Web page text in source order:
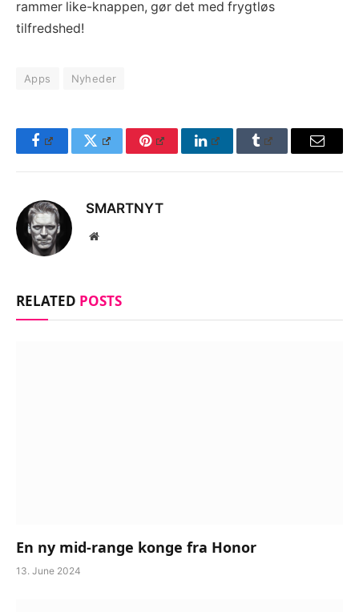
rammer like-knappen, gør det med frygtløs
tilfredshed!
Apps Nyheder
FacebookTwitter Pinterest LinkedInTumblr Email
SMARTNYT
Website
RELATED POSTS
En ny mid-range konge fra Honor
13. June 2024